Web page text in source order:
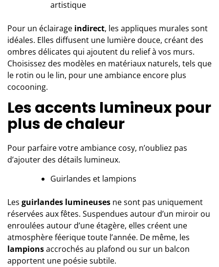
artistique
Pour un éclairage indirect, les appliques murales sont
idéales. Elles diffusent une lumière douce, créant des
ombres délicates qui ajoutent du relief à vos murs.
Choisissez des modèles en matériaux naturels, tels que
le rotin ou le lin, pour une ambiance encore plus
cocooning.
Les accents lumineux pour
plus de chaleur
Pour parfaire votre ambiance cosy, n’oubliez pas
d’ajouter des détails lumineux.
Guirlandes et lampions
Les guirlandes lumineuses ne sont pas uniquement
réservées aux fêtes. Suspendues autour d’un miroir ou
enroulées autour d’une étagère, elles créent une
atmosphère féerique toute l’année. De même, les
lampionsaccrochés au plafond ou sur un balcon
apportent une poésie subtile.